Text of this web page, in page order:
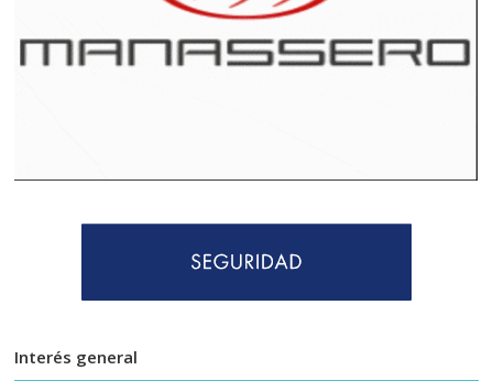
Interés general